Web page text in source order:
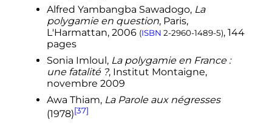
Alfred Yambangba Sawadogo, La
polygamie en question, Paris,
L'Harmattan, 2006 (ISBN 2-2960-1489-5), 144
pages
Sonia Imloul, La polygamie en France :
une fatalité ?, Institut Montaigne,
novembre 2009
Awa Thiam, La Parole aux négresses
(1978)[37]